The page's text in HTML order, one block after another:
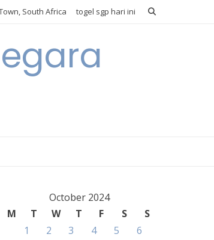
South Africa togel sgp hari ini
October 2024
M
T W T F S
S
1
2 3 4 5
6